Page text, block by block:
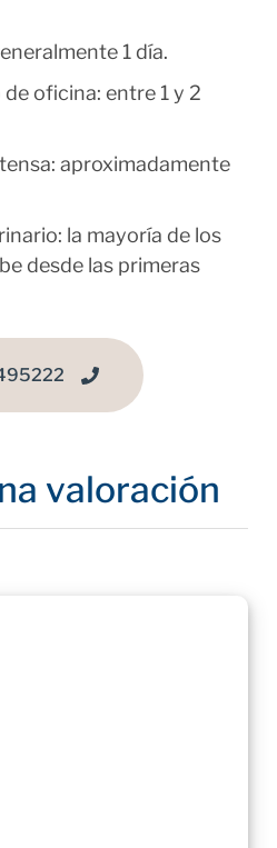
1 día.
oficina: entre 1 y 2
aproximadamente
la mayoría de los
desde las primeras
valoración